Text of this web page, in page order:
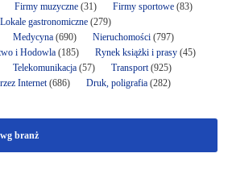
Firmy muzyczne(31) Firmy sportowe(83)
Lokale gastronomiczne(279)
Medycyna(690) Nieruchomości(797)
i Hodowla(185) Rynek książki i prasy(45)
Telekomunikacja(57) Transport(925)
Internet(686) Druk, poligrafia(282)
branż